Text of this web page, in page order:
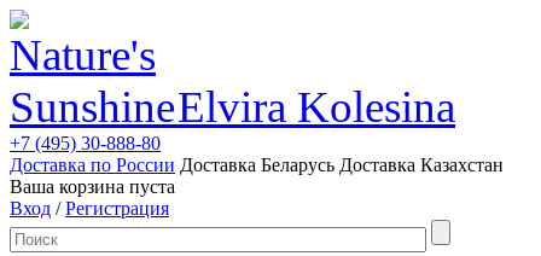
Elvira Kolesina
+7 (495) 30-888-80
Доставка по России Доставка Беларусь Доставка Казахстан
Ваша корзина пуста
Вход /Регистрация